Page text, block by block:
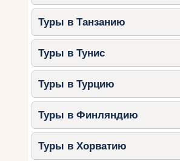
всей семьи.
Акции:Скидки до 40% на
экскурсии.
2. Самана
Полуостров Самана привлекает
природы и уединённого отдыха.
Особенности:Водопад
национальный парк Лос-
тихие пляжи.
Туры в Танзанию
Туры в Тунис
Туры в Турцию
Туры в Финляндию
Туры в Хорватию